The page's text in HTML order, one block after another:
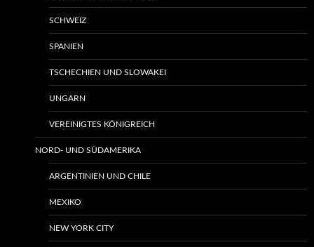
SCHWEIZ
SPANIEN
TSCHECHIEN UND SLOWAKEI
UNGARN
VEREINIGTES KÖNIGREICH
NORD- UND SÜDAMERIKA
ARGENTINIEN UND CHILE
MEXIKO
NEW YORK CITY